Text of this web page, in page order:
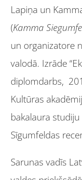
Lapiņa un
(Kamma
un organizatore
valodā. Izrāde
diplomdarbs,
Kultūras
bakalaura
Sīgumfeldas
Sarunas vadīs